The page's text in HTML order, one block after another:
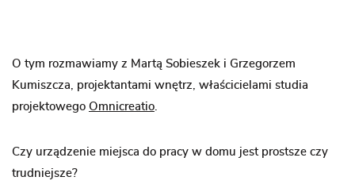
O tym rozmawiamy z Martą Sobieszek i Grzegorzem
Kumiszcza, projektantami wnętrz, właścicielami studia
projektowego Omnicreatio
Czy urządzenie miejsca do pracy w domu jest prostsze czy
trudniejsze?